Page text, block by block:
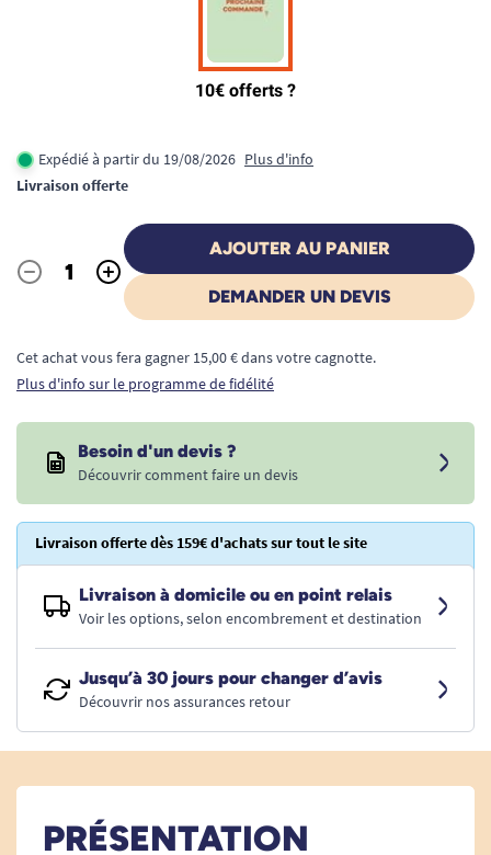
Expédié à partir du 19/08/2026 Plus d'info
Livraison offerte
Quantité
- +
AJOUTER AU PANIER
DEMANDER UN DEVIS
Cet achat vous fera gagner 15,00 € dans votre cagnotte.
Plus d'info sur le programme de fidélité
Besoin d'un devis ?
Découvrir comment faire un devis
Livraison offerte dès 159€ d'achats sur tout le site
Livraison à domicile ou en point relais
Voir les options, selon encombrement et destination
Jusqu’à 30 jours pour changer d’avis
Découvrir nos assurances retour
PRÉSENTATION